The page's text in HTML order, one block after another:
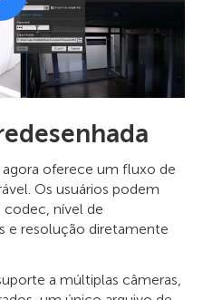
oferece um fluxo de
Os usuários podem
nível de
e resolução diretamente
a múltiplas câmeras,